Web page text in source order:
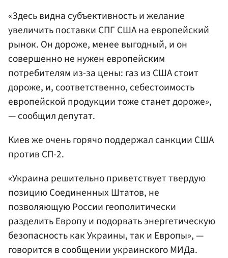
«Здесь видна субъективность и желание
увеличить поставки СПГ США на европейский
рынок. Он дороже, менее выгодный, и он
совершенно не нужен европейским
потребителям из-за цены: газ из США стоит
дороже, и, соответственно, себестоимость
европейской продукции тоже станет дороже»,
— сообщил депутат.
Киев же очень горячо поддержал санкции США
против СП-2.
«Украина решительно приветствует твердую
позицию Соединенных Штатов, не
позволяющую России геополитически
разделить Европу и подорвать энергетическую
безопасность как Украины, так и Европы», —
говорится в сообщении украинского МИДа.